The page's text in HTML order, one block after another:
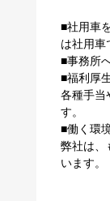
■社用車
は社用車
■事務所
■福利厚
各種手当
す。
■働く環
弊社は、
います。